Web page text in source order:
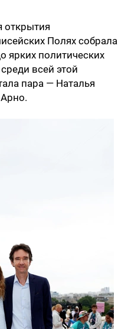
открытия
Полях собрала
ярких политических
всей этой
пара — Наталья